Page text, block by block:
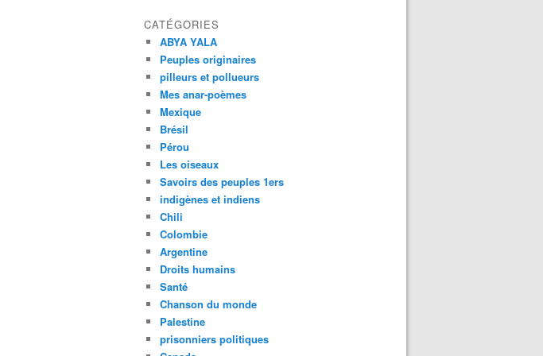
CATÉGORIES
ABYA YALA
Peuples originaires
pilleurs et pollueurs
Mes anar-poèmes
Mexique
Brésil
Pérou
Les oiseaux
Savoirs des peuples 1ers
indigènes et indiens
Chili
Colombie
Argentine
Droits humains
Santé
Chanson du monde
Palestine
prisonniers politiques